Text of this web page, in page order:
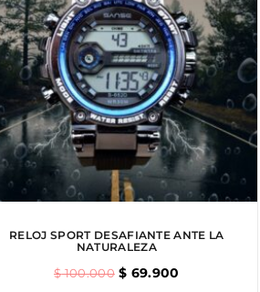
RELOJ SPORT DESAFIANTE ANTE LA
NATURALEZA
$100.000 $ 69.900